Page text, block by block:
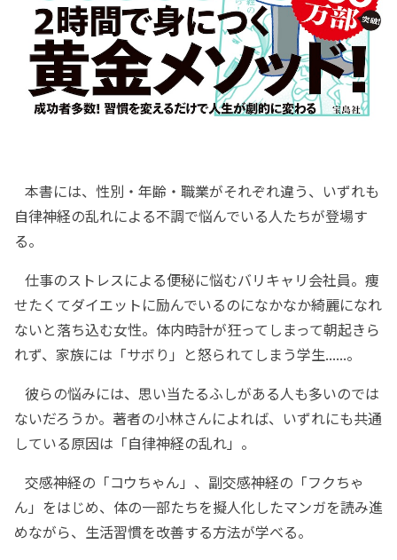
本書には、性別・年齢・職業がそれぞれ違う、いずれも
自律神経の乱れによる不調で悩んでいる人たちが登場す
る。
仕事のストレスによる便秘に悩むバリキャリ会社員。痩
せたくてダイエットに励んでいるのになかなか綺麗になれ
ないと落ち込む女性。体内時計が狂ってしまって朝起きら
れず、家族には「サボり」と怒られてしまう学生......。
彼らの悩みには、思い当たるふしがある人も多いのでは
ないだろうか。著者の小林さんによれば、いずれにも共通
している原因は「自律神経の乱れ」。
交感神経の「コウちゃん」、副交感神経の「フクちゃ
ん」をはじめ、体の一部たちを擬人化したマンガを読み進
めながら、生活習慣を改善する方法が学べる。